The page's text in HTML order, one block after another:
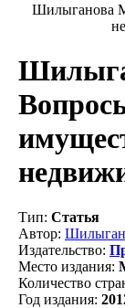
Шилыганова
Тип: Статья
Автор:
Издательство:
Место издания:
Количество
Год издания: